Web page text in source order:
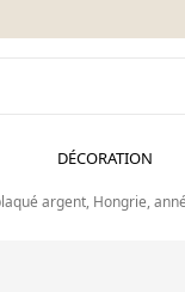
DÉCORATION
argent, Hongrie,